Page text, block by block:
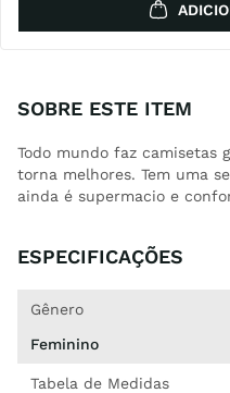
SOBRE ESTE ITEM
Todo mundo faz camisetas
torna melhores. Tem uma
ainda é supermacio e
ESPECIFICAÇÕES
Gênero
Feminino
Tabela de Medidas